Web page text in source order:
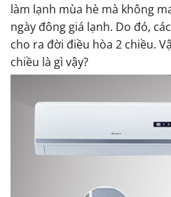
làm lạnh mùa hè mà không
ngày đông giá lạnh. Do đó,
cho ra đời điều hòa 2 chiều.
chiều là gì vậy?